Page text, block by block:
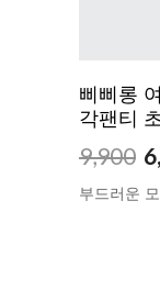
삐삐롱
각팬티
9,900
부드러운